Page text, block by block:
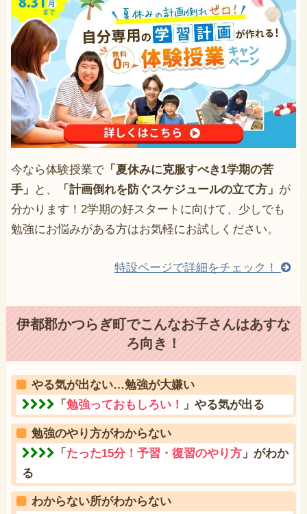
今なら体験授業で「夏休みに克服すべき1学期の苦
手」
と、 「計画倒れを防ぐスケジュールの立て方」 が
分かります！2学期の好スタートに向けて、少しでも
勉強にお悩みがある方はお気軽にお試しください。
特設ページで詳細をチェック！
伊都郡かつらぎ町でこんなお子さんはあすな
ろ向き！
やる気が出ない…勉強が大嫌い
「勉強っておもしろい！ 」やる気が出る
勉強のやり方がわからない
「 たった15分！予習・復習のやり方 」がわか
る
わからない所がわからない